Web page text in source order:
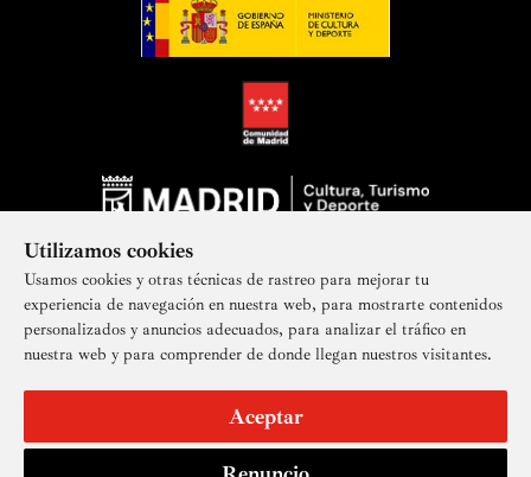
Utilizamos cookies
Usamos cookies y otras técnicas de rastreo para mejorar tu
experiencia de navegación en nuestra web, para mostrarte contenidos
personalizados y anuncios adecuados, para analizar el tráfico en
nuestra web y para comprender de donde llegan nuestros visitantes.
Aceptar
Suscríbete a nuestra newsletter